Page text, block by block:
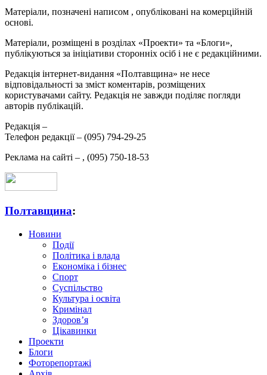
Матеріали, позначені написом , опубліковані на комерційній
основі.
Матеріали, розміщені в розділах «Проекти» та «Блоги»,
публікуються за ініціативи сторонніх осіб і не є редакційними.
Редакція інтернет-видання «Полтавщина» не несе
відповідальності за зміст коментарів, розміщених
користувачами сайту. Редакція не завжди поділяє погляди
авторів публікацій.
Редакція –
Телефон редакції – (095) 794-29-25
Реклама на сайті – , (095) 750-18-53
Полтавщина:
Новини
Події
Політика і влада
Економіка і бізнес
Спорт
Суспільство
Культура і освіта
Кримінал
Здоров’я
Цікавинки
Проекти
Блоги
Фоторепортажі